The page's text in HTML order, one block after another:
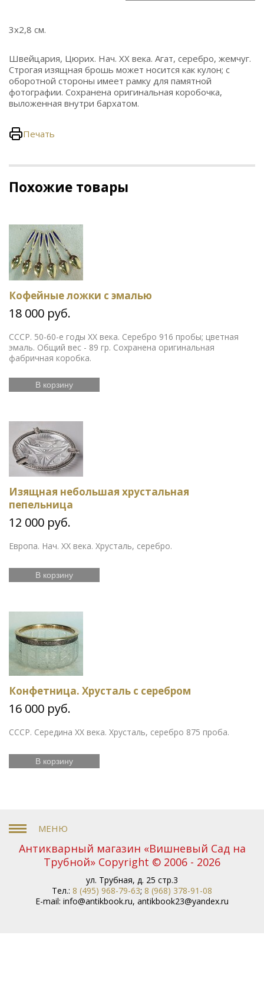
3х2,8 см.
Швейцария, Цюрих. Нач. ХХ века. Агат, серебро, жемчуг.
Строгая изящная брошь может носится как кулон; с
оборотной стороны имеет рамку для памятной
фотографии. Сохранена оригинальная коробочка,
выложенная внутри бархатом.
Печать
Похожие товары
Кофейные ложки с эмалью
18 000 руб.
СССР. 50-60-е годы ХХ века. Серебро 916 пробы; цветная
эмаль. Общий вес - 89 гр. Сохранена оригинальная
фабричная коробка.
В корзину
Изящная небольшая хрустальная
пепельница
12 000 руб.
Европа. Нач. ХХ века. Хрусталь, серебро.
В корзину
Конфетница. Хрусталь с серебром
16 000 руб.
СССР. Середина XX века. Хрусталь, серебро 875 проба.
В корзину
Антикварный магазин «Вишневый Сад на
Трубной» Copyright © 2006 - 2026
ул. Трубная, д. 25 стр.3
Тел.: 8 (495) 968-79-63; 8 (968) 378-91-08
E-mail: info@antikbook.ru, antikbook23@yandex.ru